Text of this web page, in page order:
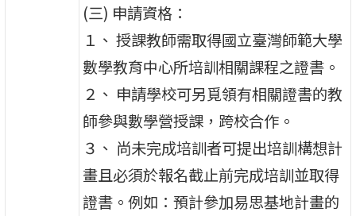
(三) 申請資格：
１、 授課教師需取得國立臺灣師範大學
數學教育中心所培訓相關課程之證書。
２、 申請學校可另覓領有相關證書的教
師參與數學營授課，跨校合作。
３、 尚未完成培訓者可提出培訓構想計
畫且必須於報名截止前完成培訓並取得
證書。例如：預計參加易思基地計畫的